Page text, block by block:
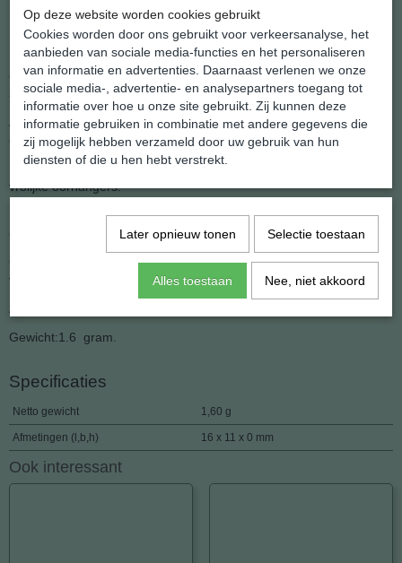
Konijn met wortel uit de serie kinder oorhangers
Natuurlijk denkt Shannashop ook aan de kinderen en hebben we
een hele nieuwe serie oorhangers voor kinderen in het atelier van
shannashop ontworpen.
Als moeder weet je het beste wanneer je kind groot genoeg is om
oorhangers te dragen. Ze zijn natuurlijk niet voor de allerkleinste,
Maar op de lagere school kan je dochter trots rondlopen met deze
vrolijke oorhangers.
Natuurlijk gebruiken we zilveren oorhaakjes want ontstoken
oorlellen zien we liever niet.
Om te voorkomen dat de haakjes uit het oor vallen hebben we ze
voorzien van siliconen stoppers.
Gewicht:1.6 gram.
Specificaties
Netto gewicht 1,60 g
Afmetingen (l,b,h) 16 x 11 x 0 mm
Ook interessant
Op deze website worden cookies gebruikt
Cookies worden door ons gebruikt voor verkeersanalyse, het
aanbieden van sociale media-functies en het personaliseren
van informatie en advertenties. Daarnaast verlenen we onze
sociale media-, advertentie- en analysepartners toegang tot
informatie over hoe u onze site gebruikt. Zij kunnen deze
informatie gebruiken in combinatie met andere gegevens die
zij mogelijk hebben verzameld door uw gebruik van hun
diensten of die u hen hebt verstrekt.
Later opnieuw tonen Selectie toestaan
Alles toestaan Nee, niet akkoord